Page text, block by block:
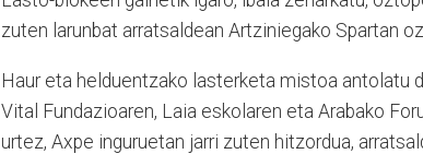
zuten larunbat arratsaldean Artziniegako Spartan
Haur eta helduentzako lasterketa mistoa antolatu
Vital Fundazioaren, Laia eskolaren eta Arabako
urtez, Axpe inguruetan jarri zuten hitzordua,